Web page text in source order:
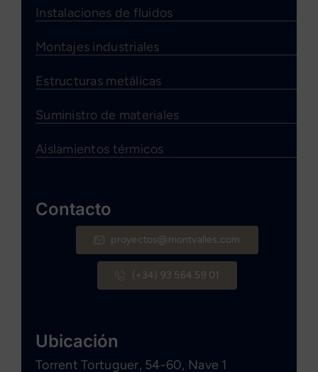
Instalaciones de fluidos
Montajes industriales
Estructuras metálicas
Suministro de materiales
Aislamientos térmicos
Contacto
proyectos@montvalles.com
(+34) 93 564 59 01
Ubicación
Torrent Tortuguer, 54-60, Nave 1